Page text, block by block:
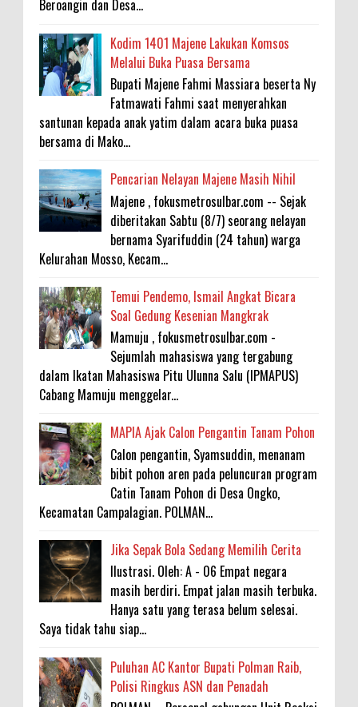
Beroangin dan Desa...
Kodim 1401 Majene Lakukan Komsos
Melalui Buka Puasa Bersama
Bupati Majene Fahmi Massiara beserta Ny
Fatmawati Fahmi saat menyerahkan
santunan kepada anak yatim dalam acara buka puasa
bersama di Mako...
Pencarian Nelayan Majene Masih Nihil
Majene , fokusmetrosulbar.com -- Sejak
diberitakan Sabtu (8/7) seorang nelayan
bernama Syarifuddin (24 tahun) warga
Kelurahan Mosso, Kecam...
Temui Pendemo, Ismail Angkat Bicara
Soal Gedung Kesenian Mangkrak
Mamuju , fokusmetrosulbar.com -
Sejumlah mahasiswa yang tergabung
dalam Ikatan Mahasiswa Pitu Ulunna Salu (IPMAPUS)
Cabang Mamuju menggelar...
MAPIA Ajak Calon Pengantin Tanam Pohon
Calon pengantin, Syamsuddin, menanam
bibit pohon aren pada peluncuran program
Catin Tanam Pohon di Desa Ongko,
Kecamatan Campalagian. POLMAN...
Jika Sepak Bola Sedang Memilih Cerita
Ilustrasi. Oleh: A - 06 Empat negara
masih berdiri. Empat jalan masih terbuka.
Hanya satu yang terasa belum selesai.
Saya tidak tahu siap...
Puluhan AC Kantor Bupati Polman Raib,
Polisi Ringkus ASN dan Penadah